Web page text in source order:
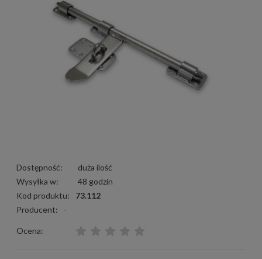
Dostępność:
duża ilość
Wysyłka w:
48 godzin
Kod produktu:
73.112
Producent:
-
Ocena: